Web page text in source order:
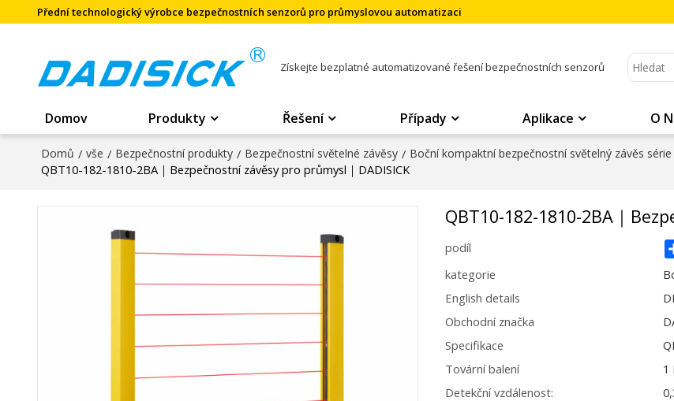
Přední technologický výrobce bezpečnostních senzorů pro průmyslovou automatizaci
Získejte bezplatné automatizované řešení bezpečnostních senzorů
Domov Produkty Řešení Případy Aplikace O
Domů / vše / Bezpečnostní produkty / Bezpečnostní světelné závěsy / Boční kompaktní bezpečnostní světelný závěs série
QBT10-182-1810-2BA｜Bezpečnostní závěsy pro průmysl｜DADISICK
QBT10-182-1810-2BA｜
podíl
kategorie
English details
Obchodní značka
Specifikace
Tovární balení
1
Detekční vzdálenost: